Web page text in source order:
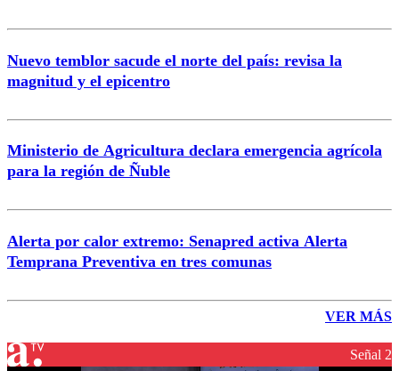
Nuevo temblor sacude el norte del país: revisa la
magnitud y el epicentro
Ministerio de Agricultura declara emergencia agrícola
para la región de Ñuble
Alerta por calor extremo: Senapred activa Alerta
Temprana Preventiva en tres comunas
VER MÁS
Señal 2